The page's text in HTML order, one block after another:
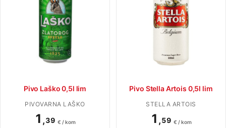
Pivo Laško 0,5l lim
PIVOVARNA LAŠKO
1 ,39 € / kom
Pivo Stella Artois 0,5l lim
STELLA ARTOIS
1 ,59 € / kom